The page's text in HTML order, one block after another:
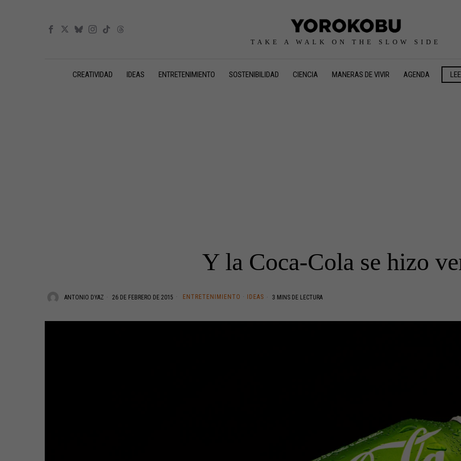
TAKE A WALK ON THE SLOW SIDE
CREATIVIDAD IDEAS ENTRETENIMIENTO SOSTENIBILIDAD CIENCIA MANERAS DE VIVIR AGENDA
Y la Coca-Cola se hizo
ANTONIO DYAZ 26 DE FEBRERO DE 2015 ENTRETENIMIENTO · IDEAS 3 MINS DE LECTURA